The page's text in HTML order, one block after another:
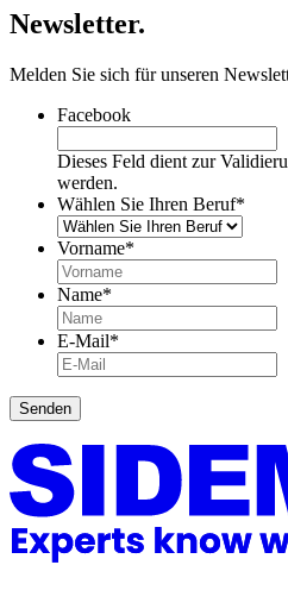
Newsletter.
Melden Sie sich für unseren
Facebook
Dieses Feld dient zur
werden.
Wählen Sie Ihren Beruf*
Vorname*
Name*
E-Mail*
Senden